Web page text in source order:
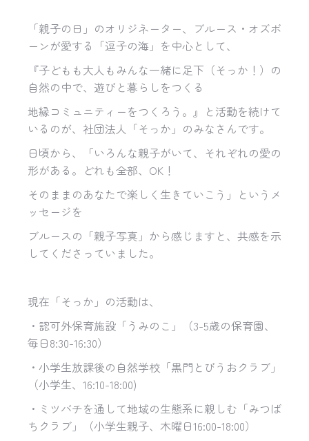
「親子の日」のオリジネーター、ブルース・オズボ
ーンが愛する「逗子の海」を中心として、
『子どもも大人もみんな一緒に足下（そっか！）の
自然の中で、遊びと暮らしをつくる
地縁コミュニティーをつくろう。』と活動を続けて
いるのが、社団法人「そっか」のみなさんです。
日頃から、「いろんな親子がいて、それぞれの愛の
形がある。どれも全部、 OK ！
そのままのあなたで楽しく生きていこう」というメ
ッセージを
ブルースの「親子写真」から感じますと、共感を示
してくださっていました。
現在「そっか」の活動は、
・認可外保育施設「うみのこ」（3-5歳の保育園、
毎日8:30-16:30）
・小学生放課後の自然学校「黒門とびうおクラブ」
（小学生、16:10-18:00)
・ミツバチを通して地域の生態系に親しむ「みつば
ちクラブ」（小学生親子、木曜日16:00-18:00）